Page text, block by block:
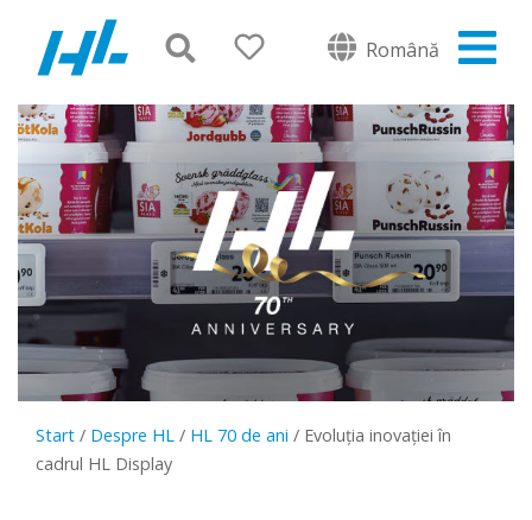
Română
Start / Despre HL / HL 70 de ani / Evoluția inovației în
cadrul HL Display